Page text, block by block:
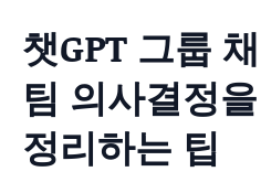
챗GPT 그룹
팀 의사결정
정리하는 팁